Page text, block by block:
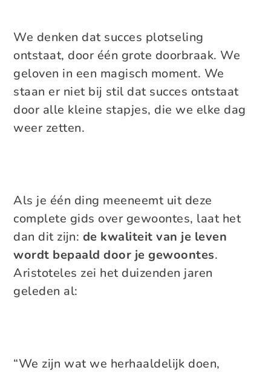
We denken dat succes plotseling
ontstaat, door één grote doorbraak. We
geloven in een magisch moment. We
staan er niet bij stil dat succes ontstaat
door alle kleine stapjes, die we elke dag
weer zetten.
Als je één ding meeneemt uit deze
complete gids over gewoontes, laat het
dan dit zijn: de kwaliteit van je leven
wordt bepaald door je gewoontes.
Aristoteles zei het duizenden jaren
geleden al:
“We zijn wat we herhaaldelijk doen,